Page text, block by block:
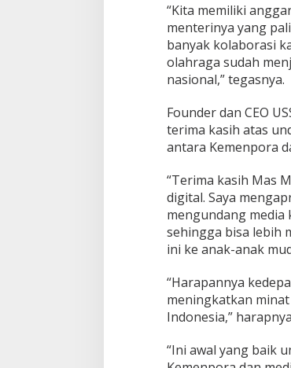
“Kita memiliki
menterinya yang
banyak kolaborasi
olahraga sudah
nasional,” tegasnya.
Founder dan CEO
terima kasih atas
antara Kemenpora
“Terima kasih Mas
digital. Saya
mengundang
sehingga bisa lebih
ini ke anak-anak
“Harapannya
meningkatkan
Indonesia,”
“Ini awal yang baik